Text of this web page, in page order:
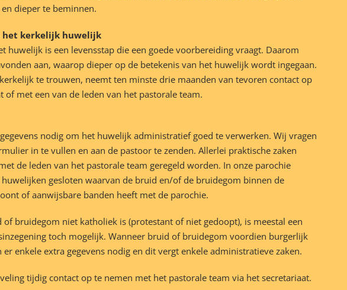
dieper te beminnen.
het kerkelijk huwelijk
huwelijk is een levensstap die een goede voorbereiding vraagt. Daarom
aan, waarop dieper op de betekenis van het huwelijk wordt ingegaan.
te trouwen, neemt ten minste drie maanden van tevoren contact op
of met een van de leden van het pastorale team.
nodig om het huwelijk administratief goed te verwerken. Wij vragen
in te vullen en aan de pastoor te zenden. Allerlei praktische zaken
de leden van het pastorale team geregeld worden. In onze parochie
gesloten waarvan de bruid en/of de bruidegom binnen de
of aanwijsbare banden heeft met de parochie.
bruidegom niet katholiek is (protestant of niet gedoopt), is meestal een
toch mogelijk. Wanneer bruid of bruidegom voordien burgerlijk
enkele extra gegevens nodig en dit vergt enkele administratieve zaken.
tijdig contact op te nemen met het pastorale team via het secretariaat.